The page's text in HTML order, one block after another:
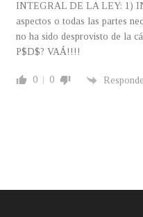
INTEGRAL DE LA LEY: 1)
aspectos o todas las partes
no ha sido desprovisto de la
P$D$? VAÁ!!!!
0 0